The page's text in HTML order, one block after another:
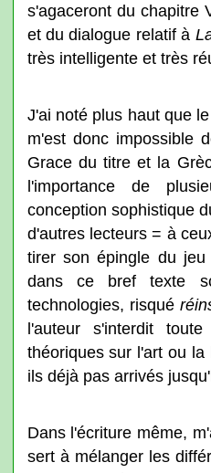
s'agaceront du chapitre
et du dialogue relatif à
très intelligente et très
J'ai noté plus haut que
m'est donc impossible
Grace du titre et la
l'importance de
conception sophistique
d'autres lecteurs = à
tirer son épingle du
dans ce bref texte
technologies, risqué
l'auteur s'interdit
théoriques sur l'art ou
ils déjà pas arrivés
Dans l'écriture même,
sert à mélanger les